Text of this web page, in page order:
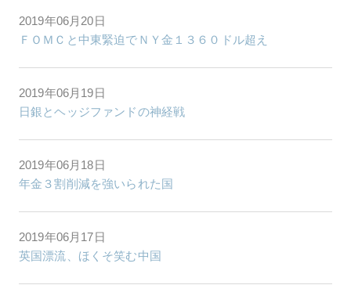
2019年06月20日
ＦＯＭＣと中東緊迫でＮＹ金１３６０ドル超え
2019年06月19日
日銀とヘッジファンドの神経戦
2019年06月18日
年金３割削減を強いられた国
2019年06月17日
英国漂流、ほくそ笑む中国